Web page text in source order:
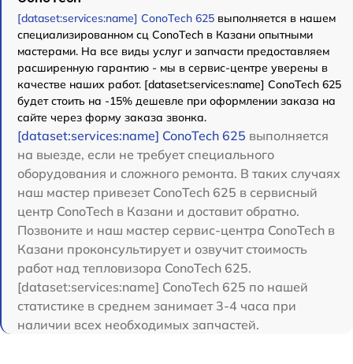
[dataset:services:name] ConoTech 625 выполняется в нашем
специализированном сц ConoTech в Казани опытными
мастерами. На все виды услуг и запчасти предоставляем
расширенную гарантию - мы в сервис-центре уверены в
качестве наших работ. [dataset:services:name] ConoTech 625
будет стоить на -15% дешевле при оформлении заказа на
сайте через форму заказа звонка.
[dataset:services:name] ConoTech 625 выполняется
на выезде, если не требует специального
оборудования и сложного ремонта. В таких случаях
наш мастер привезет ConoTech 625 в сервисный
центр ConoTech в Казани и доставит обратно.
Позвоните и наш мастер сервис-центра ConoTech в
Казани проконсультирует и озвучит стоимость
работ над тепловизора ConoTech 625.
[dataset:services:name] ConoTech 625 по нашей
статистике в среднем занимает 3-4 часа при
наличии всех необходимых запчастей.